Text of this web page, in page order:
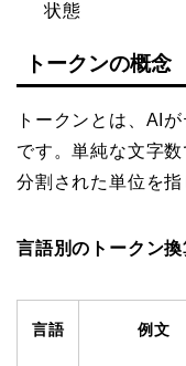
状態
トークンの概念
トークンとは、AI
です。単純な文字
分割された単位を指
言語別のトークン換
言語 例文